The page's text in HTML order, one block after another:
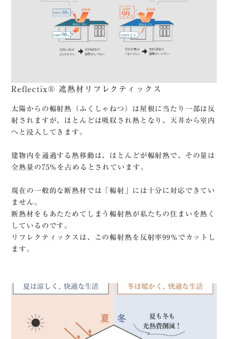
Reflectix® 遮熱材リフレクティックス
太陽からの輻射熱（ふくしゃねつ）は屋根に当たり一部は反
射されますが、ほとんどは吸収され熱となり、天井から室内
へと浸入してきます。
建物内を通過する熱移動は、ほとんどが輻射熱で、その量は
全熱量の75％を占めるとされています。
現在の一般的な断熱材では「輻射」には十分に対応できてい
ません。
断熱材をもあたためてしまう輻射熱が私たちの住まいを熱く
しているのです。
リフレクティックスは、この輻射熱を反射率99％でカットし
ます。